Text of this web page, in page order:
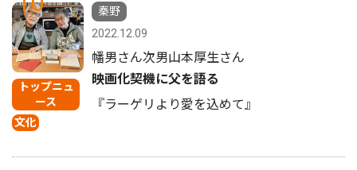
トップニュ
ース
文化
秦野
2022.12.09
幡男さん次男山本厚生さん
映画化契機に父を語る
『ラーゲリより愛を込めて』